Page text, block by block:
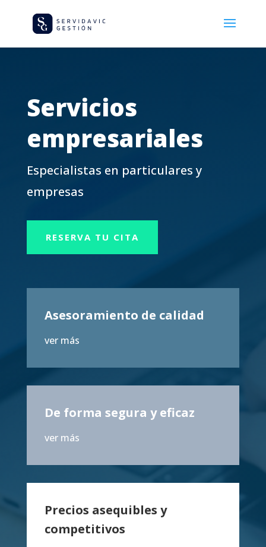
Servicios
empresariales
Especialistas en particulares y
empresas
RESERVA TU CITA
Asesoramiento de calidad
ver más
De forma segura y eficaz
ver más
Precios asequibles y
competitivos